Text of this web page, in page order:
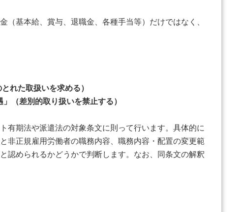
基本給、賞与、退職金、各種手当等）だけではなく、
れた取扱いを求める）
（差別的取り扱いを禁止する）
期法や派遣法の対象条文に則って行います。具体的に
非正規雇用労働者の職務内容、職務内容・配置の変更範
認められるかどうかで判断します。なお、同条文の解釈